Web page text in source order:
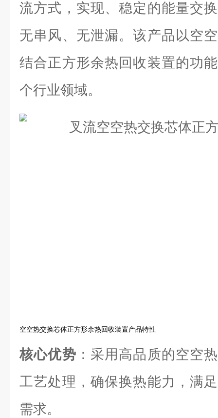
流方式，实现、稳定的能量交
无串风、无泄漏。该产品以空
结合正方形余热回收装置的功
个行业领域。
空空热交换芯体正方形余热回收装置产品特性
核心优势 ：采用高品质的空空
工艺处理，确保换热能力，满
需求。